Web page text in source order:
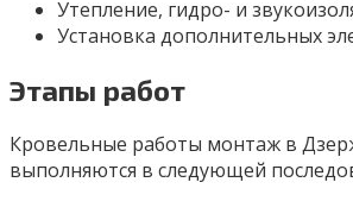
Утепление, гидро- и
Установка дополнительных
Этапы работ
Кровельные работы монтаж в
выполняются в следующей